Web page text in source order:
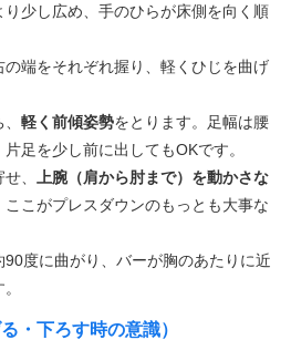
り少し広め、手のひらが床側を向く順
の端をそれぞれ握り、軽くひじを曲げ
軽く前傾姿勢をとります。足幅は腰
足を少し前に出してもOKです。
、
上腕（肩から肘まで）を動かさな
ここがプレスダウンのもっとも大事な
90度に曲がり、バーが胸のあたりに近
・下ろす時の意識）